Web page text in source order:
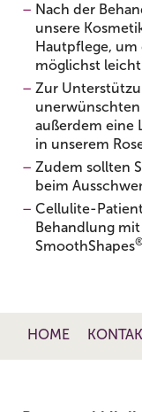
Nach der
unsere
Hautpflege, um
möglichst
Zur
außerdem eine
in unserem
Zudem sollten
beim
Cellulite-
Behandlung
SmoothShapes
HOME